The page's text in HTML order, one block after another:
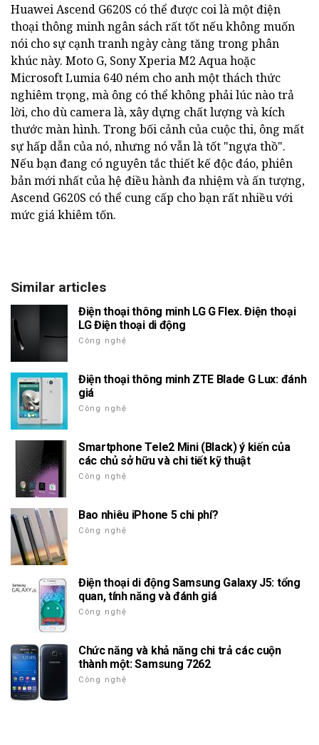
Huawei Ascend G620S có thể được coi là một điện
thoại thông minh ngân sách rất tốt nếu không muốn
nói cho sự cạnh tranh ngày càng tăng trong phân
khúc này. Moto G, Sony Xperia M2 Aqua hoặc
Microsoft Lumia 640 ném cho anh một thách thức
nghiêm trọng, mà ông có thể không phải lúc nào trả
lời, cho dù camera là, xây dựng chất lượng và kích
thước màn hình. Trong bối cảnh của cuộc thi, ông mất
sự hấp dẫn của nó, nhưng nó vẫn là tốt "ngựa thồ".
Nếu bạn đang có nguyên tắc thiết kế độc đáo, phiên
bản mới nhất của hệ điều hành đa nhiệm và ấn tượng,
Ascend G620S có thể cung cấp cho bạn rất nhiều với
mức giá khiêm tốn.
Similar articles
Điện thoại thông minh LG G Flex. Điện thoại
LG Điện thoại di động
Công nghệ
Điện thoại thông minh ZTE Blade G Lux: đánh
giá
Công nghệ
Smartphone Tele2 Mini (Black) ý kiến của
các chủ sở hữu và chi tiết kỹ thuật
Công nghệ
Bao nhiêu iPhone 5 chi phí?
Công nghệ
Điện thoại di động Samsung Galaxy J5: tổng
quan, tính năng và đánh giá
Công nghệ
Chức năng và khả năng chi trả các cuộn
thành một: Samsung 7262
Công nghệ